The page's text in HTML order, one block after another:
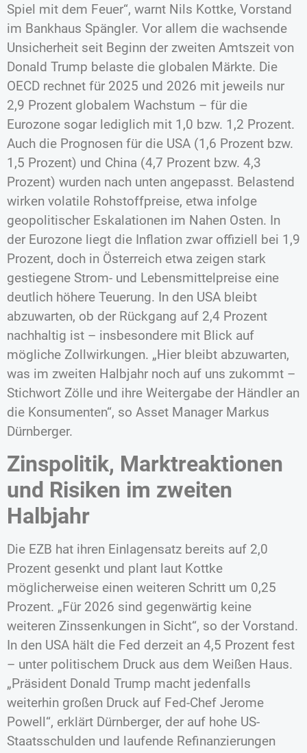
Spiel mit dem Feuer“, warnt Nils Kottke, Vorstand
im Bankhaus Spängler. Vor allem die wachsende
Unsicherheit seit Beginn der zweiten Amtszeit von
Donald Trump belaste die globalen Märkte. Die
OECD rechnet für 2025 und 2026 mit jeweils nur
2,9 Prozent globalem Wachstum – für die
Eurozone sogar lediglich mit 1,0 bzw. 1,2 Prozent.
Auch die Prognosen für die USA (1,6 Prozent bzw.
1,5 Prozent) und China (4,7 Prozent bzw. 4,3
Prozent) wurden nach unten angepasst. Belastend
wirken volatile Rohstoffpreise, etwa infolge
geopolitischer Eskalationen im Nahen Osten. In
der Eurozone liegt die Inflation zwar offiziell bei 1,9
Prozent, doch in Österreich etwa zeigen stark
gestiegene Strom- und Lebensmittelpreise eine
deutlich höhere Teuerung. In den USA bleibt
abzuwarten, ob der Rückgang auf 2,4 Prozent
nachhaltig ist – insbesondere mit Blick auf
mögliche Zollwirkungen. „Hier bleibt abzuwarten,
was im zweiten Halbjahr noch auf uns zukommt –
Stichwort Zölle und ihre Weitergabe der Händler an
die Konsumenten“, so Asset Manager Markus
Dürnberger.
Zinspolitik, Marktreaktionen
und Risiken im zweiten
Halbjahr
Die EZB hat ihren Einlagensatz bereits auf 2,0
Prozent gesenkt und plant laut Kottke
möglicherweise einen weiteren Schritt um 0,25
Prozent. „Für 2026 sind gegenwärtig keine
weiteren Zinssenkungen in Sicht“, so der Vorstand.
In den USA hält die Fed derzeit an 4,5 Prozent fest
– unter politischem Druck aus dem Weißen Haus.
„Präsident Donald Trump macht jedenfalls
weiterhin großen Druck auf Fed-Chef Jerome
Powell“, erklärt Dürnberger, der auf hohe US-
Staatsschulden und laufende Refinanzierungen